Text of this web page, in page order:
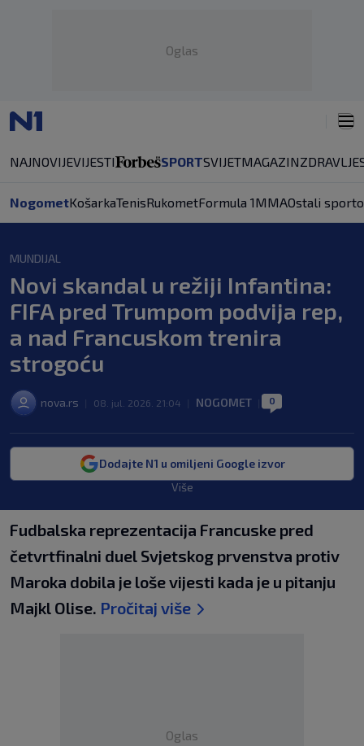
Oglas
NAJNOVIJEVIJESTI SPORTSVIJETMAGAZINZDRAVLJE
NogometKošarkaTenisRukometFormula 1MMAOstali
MUNDIJAL
Novi skandal u režiji Infantina:
FIFA pred Trumpom podvija rep,
a nad Francuskom trenira
strogoću
nova.rs 08. jul. 2026. 21:04 NOGOMET 0
Dodajte N1 u omiljeni Google izvor
Više
Fudbalska reprezentacija Francuske pred
četvrtfinalni duel Svjetskog prvenstva protiv
Maroka dobila je loše vijesti kada je u pitanju
Majkl Olise. Pročitaj više
Oglas